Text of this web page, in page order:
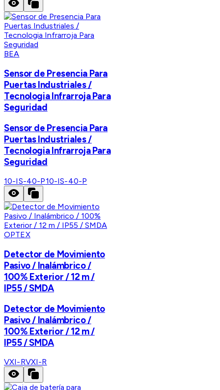
BEA
Sensor de Presencia Para
Puertas Industriales /
Tecnologia Infrarroja Para
Seguridad
Sensor de Presencia Para
Puertas Industriales /
Tecnologia Infrarroja Para
Seguridad
10-IS-40-P10-IS-40-P
OPTEX
Detector de Movimiento
Pasivo / Inalámbrico /
100% Exterior / 12 m /
IP55 / SMDA
Detector de Movimiento
Pasivo / Inalámbrico /
100% Exterior / 12 m /
IP55 / SMDA
VXI-RVXI-R